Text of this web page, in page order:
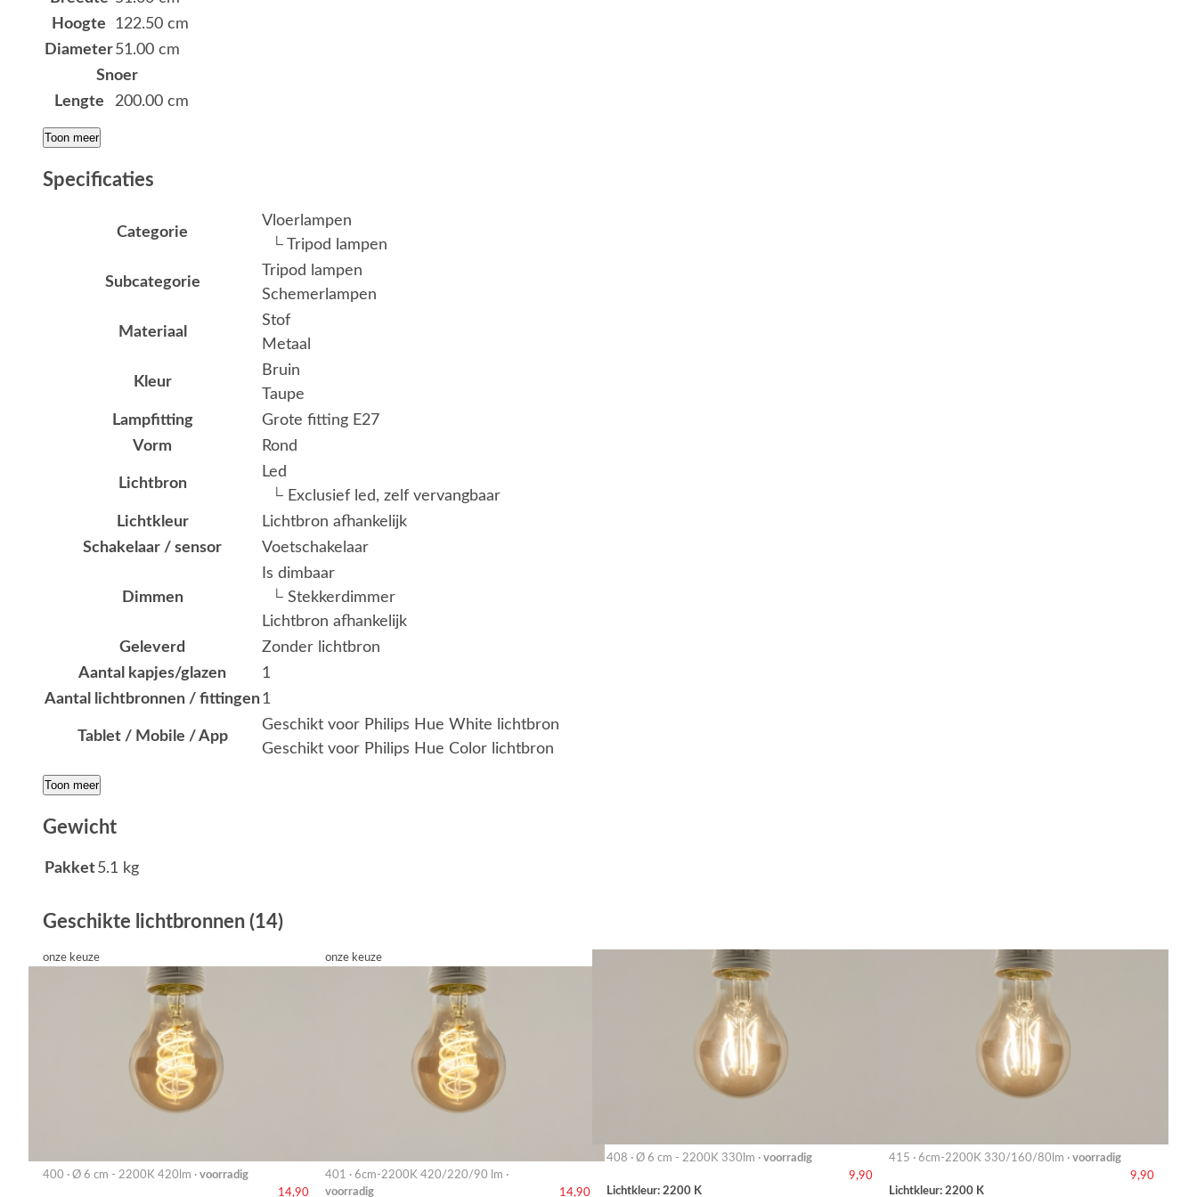
Hoogte
122.50 cm
Diameter51.00 cm
Snoer
Lengte
200.00 cm
Toon meer
Specificaties
Categorie
Vloerlampen
└ Tripod lampen
Subcategorie
Tripod lampen
Schemerlampen
Materiaal
Stof
Metaal
Kleur
Bruin
Taupe
Lampfitting
Grote fitting E27
Vorm
Rond
Lichtbron
Led
└ Exclusief led, zelf vervangbaar
Lichtkleur
Lichtbron afhankelijk
Schakelaar / sensor
Voetschakelaar
Dimmen
Is dimbaar
└ Stekkerdimmer
Lichtbron afhankelijk
Geleverd
Zonder lichtbron
Aantal kapjes/glazen
1
Aantal lichtbronnen / fittingen1
Tablet / Mobile / App
Geschikt voor Philips Hue White lichtbron
Geschikt voor Philips Hue Color lichtbron
Toon meer
Gewicht
Pakket5.1 kg
Geschikte lichtbronnen (14)
onze keuze
400 · Ø 6 cm - 2200K 420lm · voorradig
14,90
onze keuze
401 · 6cm-2200K 420/220/90 lm ·
voorradig
14,90
408 · Ø 6 cm - 2200K 330lm · voorradig
9,90
Lichtkleur: 2200 K
415 · 6cm-2200K 330/160/80lm · voorradig
9,90
Lichtkleur: 2200 K